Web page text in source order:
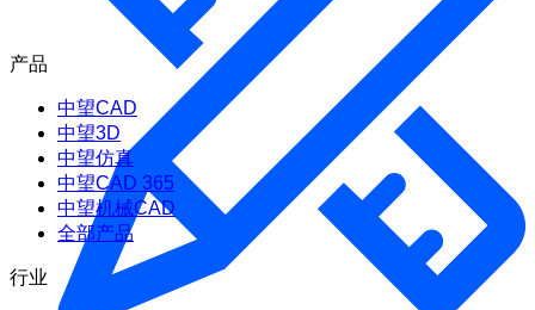
产品
中望CAD
中望3D
中望仿真
中望CAD 365
中望机械CAD
全部产品
行业